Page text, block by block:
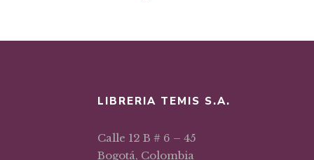
LIBRERIA TEMIS S.A.
Calle 12 B # 6 – 45
Bogotá, Colombia